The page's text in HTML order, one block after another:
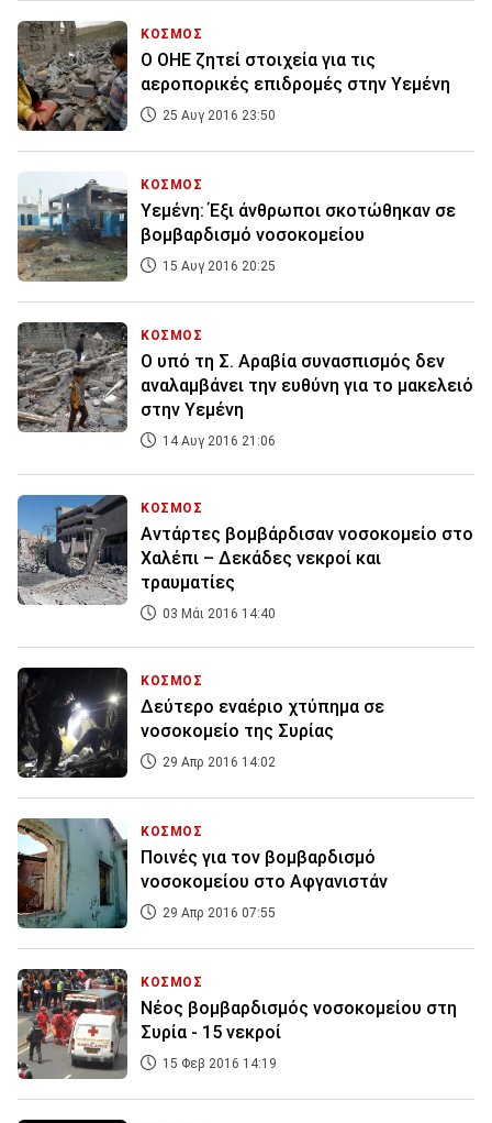
ΚΟΣΜΟΣ
Ο ΟΗΕ ζητεί στοιχεία για τις
αεροπορικές επιδρομές στην Υεμένη
25 Αυγ 2016 23:50
ΚΟΣΜΟΣ
Υεμένη: Έξι άνθρωποι σκοτώθηκαν σε
βομβαρδισμό νοσοκομείου
15 Αυγ 2016 20:25
ΚΟΣΜΟΣ
Ο υπό τη Σ. Αραβία συνασπισμός δεν
αναλαμβάνει την ευθύνη για το μακελειό
στην Υεμένη
14 Αυγ 2016 21:06
ΚΟΣΜΟΣ
Αντάρτες βομβάρδισαν νοσοκομείο στο
Χαλέπι – Δεκάδες νεκροί και
τραυματίες
03 Μάι 2016 14:40
ΚΟΣΜΟΣ
Δεύτερο εναέριο χτύπημα σε
νοσοκομείο της Συρίας
29 Απρ 2016 14:02
ΚΟΣΜΟΣ
Ποινές για τον βομβαρδισμό
νοσοκομείου στο Αφγανιστάν
29 Απρ 2016 07:55
ΚΟΣΜΟΣ
Νέος βομβαρδισμός νοσοκομείου στη
Συρία - 15 νεκροί
15 Φεβ 2016 14:19